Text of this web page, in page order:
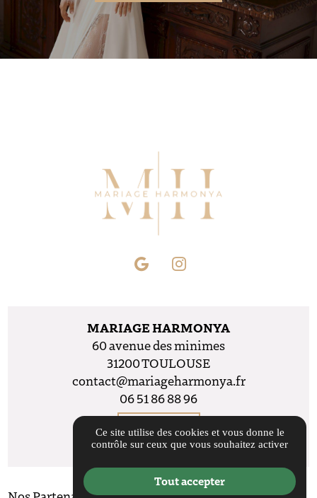
MARIAGE HARMONYA
60 avenue des minimes
31200 TOULOUSE
contact@mariageharmonya.fr
06 51 86 88 96
Itinéraire
Ce site utilise des cookies et vous donne le
contrôle sur ceux que vous souhaitez activer
Tout accepter